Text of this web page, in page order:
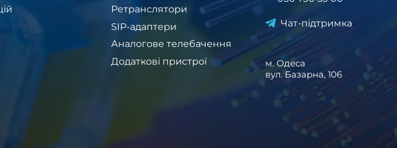
Ретранслятори
SIP-адаптери
Аналогове телебачення
Додаткові пристрої
Чат-підтримка
м. Одеса
вул. Базарна, 106